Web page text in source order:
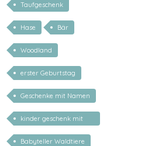
Taufgeschenk
Hase Bär
Woodland
erster Geburtstag
Geschenke mit Namen
kinder geschenk mit
namen
Babyteller Waldtiere